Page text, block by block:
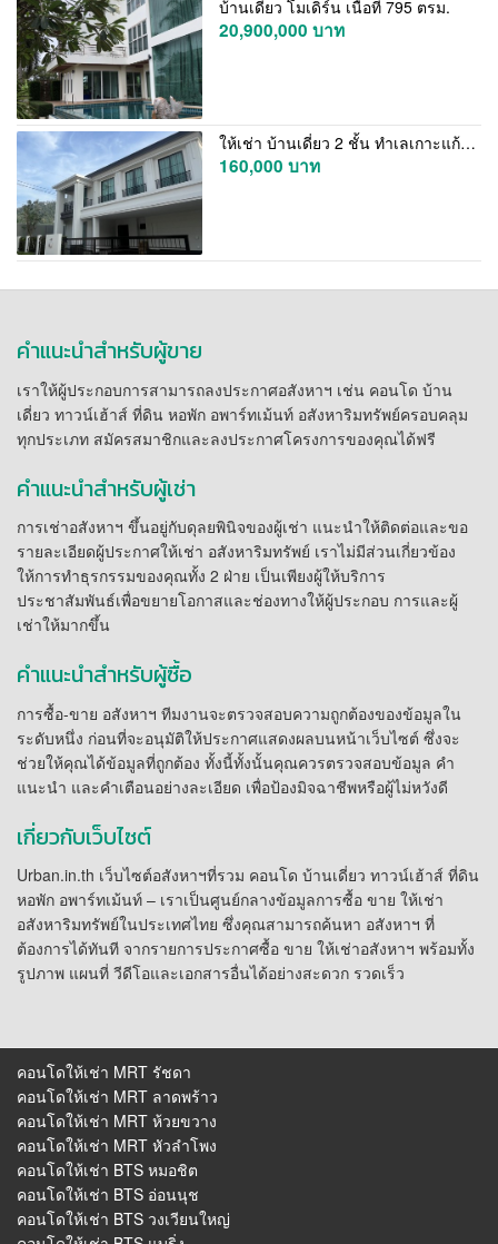
บ้านเดี่ยว โมเดิร์น เนื้อที่ 795 ตรม.
20,900,000 บาท
ให้เช่า บ้านเดี่ยว 2 ชั้น ทำเลเกาะแก้ว ภูเก็ต 4 ห้องนอน ทำเลดี สงบ เดินทางสะดวก โทร.0958192888
160,000 บาท
คำแนะนำสำหรับผู้ขาย
เราให้ผู้ประกอบการสามารถลงประกาศอสังหาฯ เช่น คอนโด บ้าน
เดี่ยว ทาวน์เฮ้าส์ ที่ดิน หอพัก อพาร์ทเม้นท์ อสังหาริมทรัพย์ครอบคลุม
ทุกประเภท สมัครสมาชิกและลงประกาศโครงการของคุณได้ฟรี
คำแนะนำสำหรับผู้เช่า
การเช่าอสังหาฯ ขึ้นอยู่กับดุลยพินิจของผู้เช่า แนะนำให้ติดต่อและขอ
รายละเอียดผู้ประกาศให้เช่า อสังหาริมทรัพย์ เราไม่มีส่วนเกี่ยวข้อง
ให้การทำธุรกรรมของคุณทั้ง 2 ฝ่าย เป็นเพียงผู้ให้บริการ
ประชาสัมพันธ์เพื่อขยายโอกาสและช่องทางให้ผู้ประกอบ การและผู้
เช่าให้มากขึ้น
คำแนะนำสำหรับผู้ซื้อ
การซื้อ-ขาย อสังหาฯ ทีมงานจะตรวจสอบความถูกต้องของข้อมูลใน
ระดับหนึ่ง ก่อนที่จะอนุมัติให้ประกาศแสดงผลบนหน้าเว็บไซต์ ซึ่งจะ
ช่วยให้คุณได้ข้อมูลที่ถูกต้อง ทั้งนี้ทั้งนั้นคุณควรตรวจสอบข้อมูล คำ
แนะนำ และคำเตือนอย่างละเอียด เพื่อป้องมิจฉาชีพหรือผู้ไม่หวังดี
เกี่ยวกับเว็บไซต์
Urban.in.th เว็บไซต์อสังหาฯที่รวม คอนโด บ้านเดี่ยว ทาวน์เฮ้าส์ ที่ดิน
หอพัก อพาร์ทเม้นท์ – เราเป็นศูนย์กลางข้อมูลการซื้อ ขาย ให้เช่า
อสังหาริมทรัพย์ในประเทศไทย ซึ่งคุณสามารถค้นหา อสังหาฯ ที่
ต้องการได้ทันที จากรายการประกาศซื้อ ขาย ให้เช่าอสังหาฯ พร้อมทั้ง
รูปภาพ แผนที่ วีดีโอและเอกสารอื่นได้อย่างสะดวก รวดเร็ว
คอนโดให้เช่า MRT รัชดา
คอนโดให้เช่า MRT ลาดพร้าว
คอนโดให้เช่า MRT ห้วยขวาง
คอนโดให้เช่า MRT หัวลําโพง
คอนโดให้เช่า BTS หมอชิต
คอนโดให้เช่า BTS อ่อนนุช
คอนโดให้เช่า BTS วงเวียนใหญ่